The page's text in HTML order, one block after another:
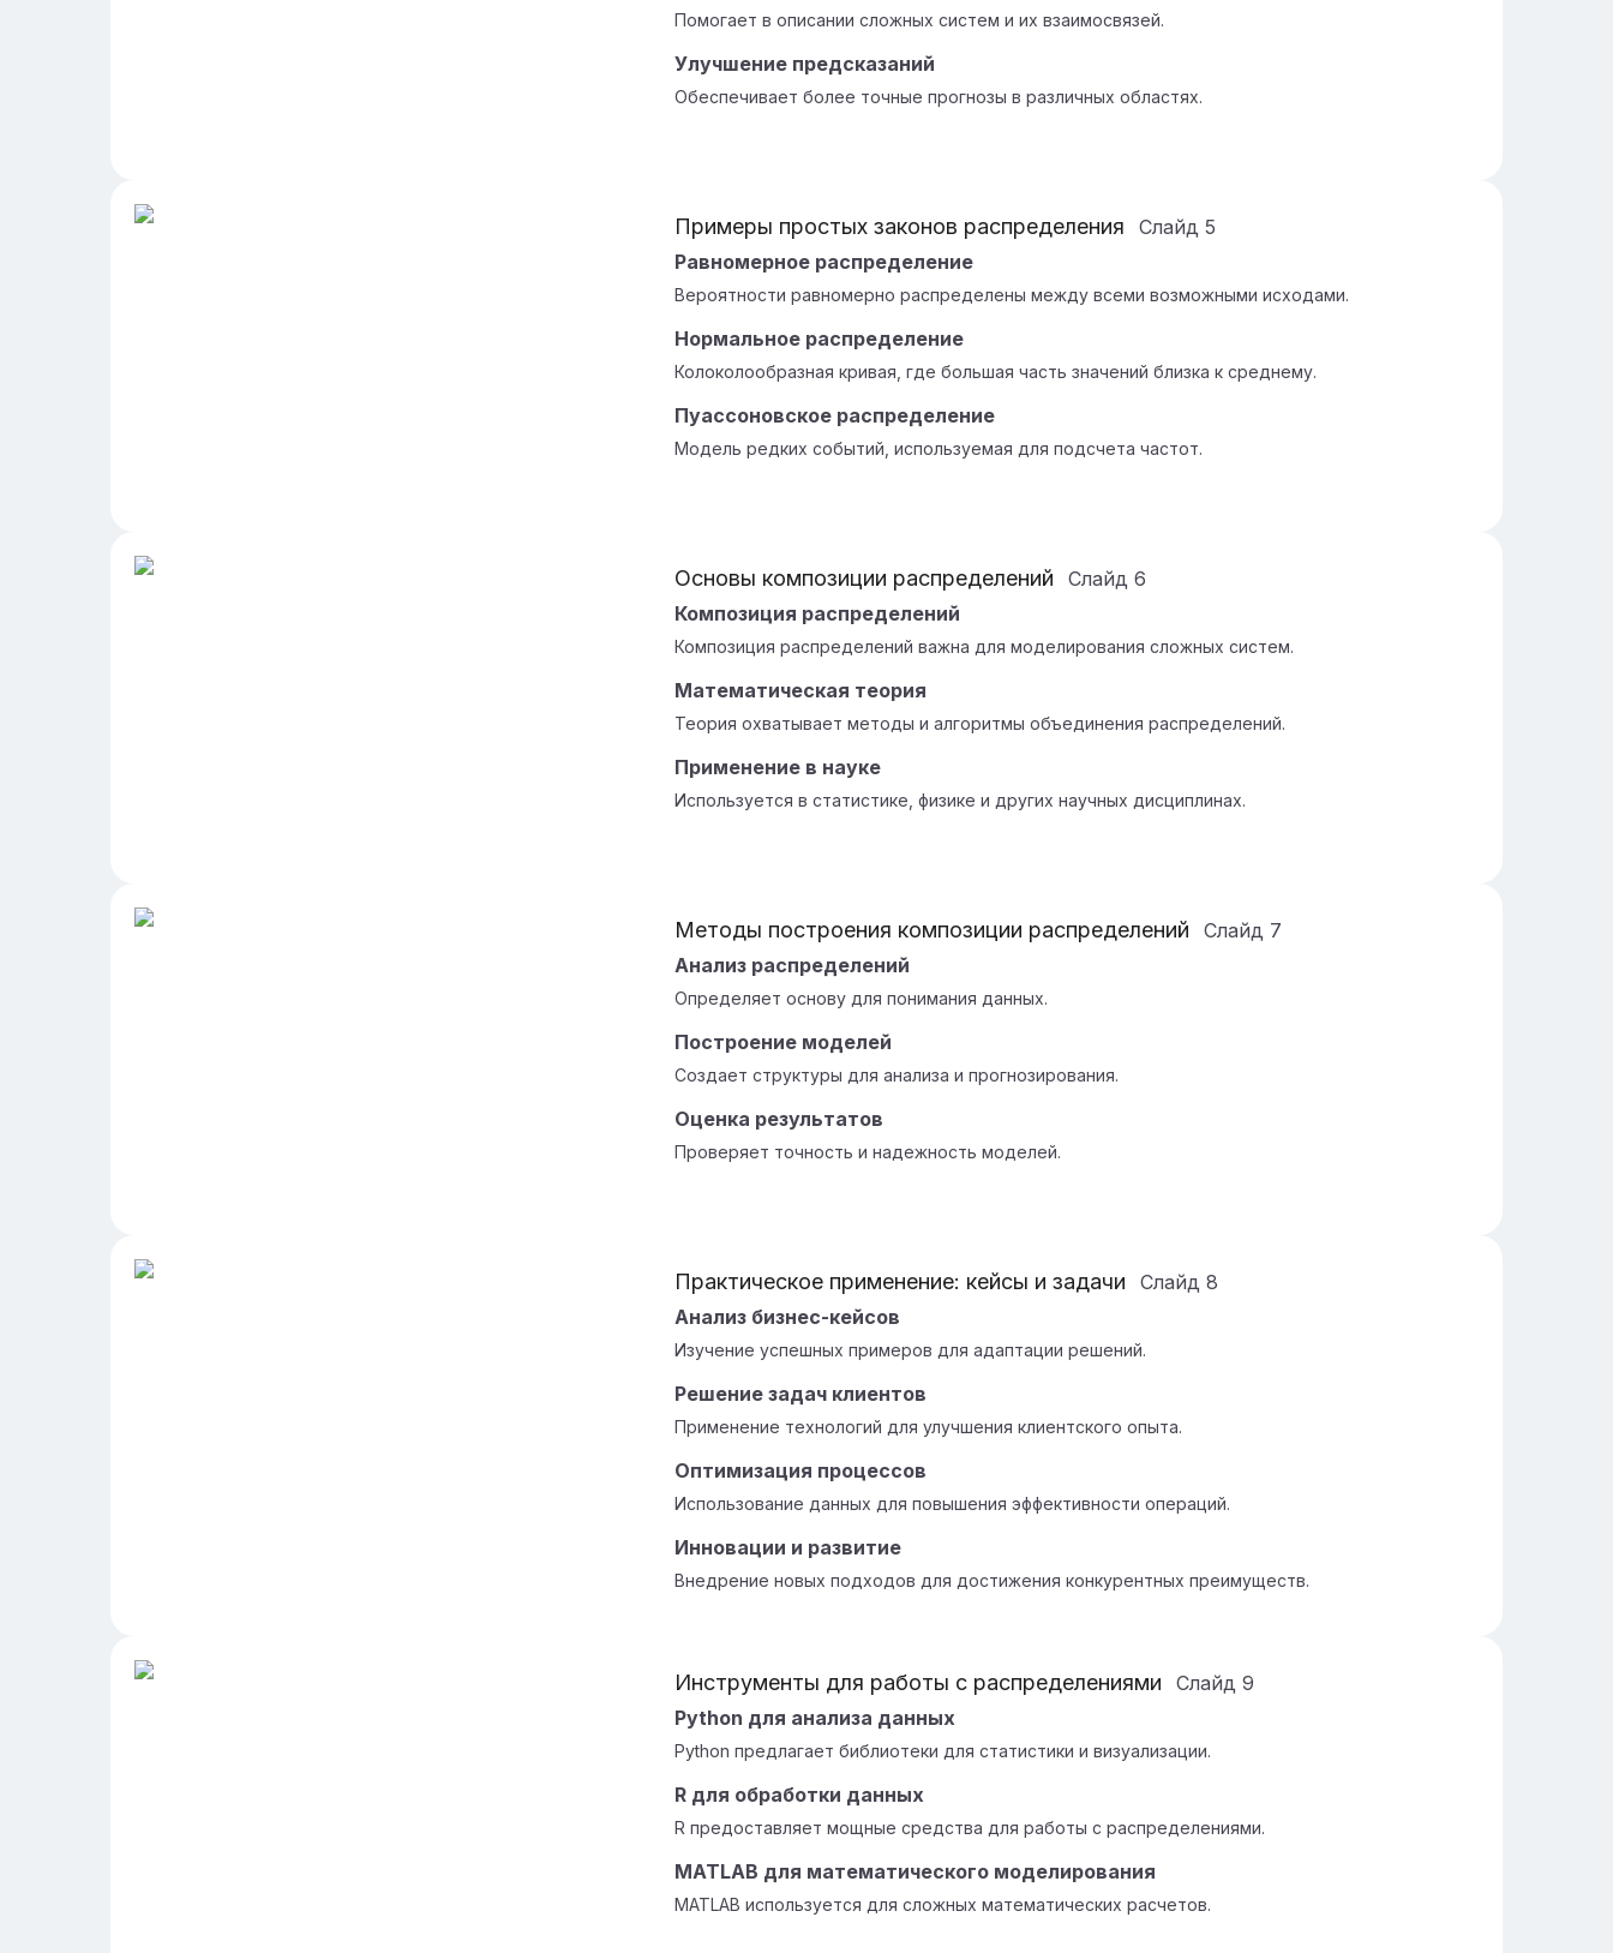
Помогает в описании сложных систем и их взаимосвязей.
Улучшение предсказаний
Обеспечивает более точные прогнозы в различных областях.
Примеры простых законов распределения Слайд 5
Равномерное распределение
Вероятности равномерно распределены между всеми возможными исходами.
Нормальное распределение
Колоколообразная кривая, где большая часть значений близка к среднему.
Пуассоновское распределение
Модель редких событий, используемая для подсчета частот.
Основы композиции распределений Слайд 6
Композиция распределений
Композиция распределений важна для моделирования сложных систем.
Математическая теория
Теория охватывает методы и алгоритмы объединения распределений.
Применение в науке
Используется в статистике, физике и других научных дисциплинах.
Методы построения композиции распределений Слайд 7
Анализ распределений
Определяет основу для понимания данных.
Построение моделей
Создает структуры для анализа и прогнозирования.
Оценка результатов
Проверяет точность и надежность моделей.
Практическое применение: кейсы и задачи Слайд 8
Анализ бизнес-кейсов
Изучение успешных примеров для адаптации решений.
Решение задач клиентов
Применение технологий для улучшения клиентского опыта.
Оптимизация процессов
Использование данных для повышения эффективности операций.
Инновации и развитие
Внедрение новых подходов для достижения конкурентных преимуществ.
Инструменты для работы с распределениями Слайд 9
Python для анализа данных
Python предлагает библиотеки для статистики и визуализации.
R для обработки данных
R предоставляет мощные средства для работы с распределениями.
MATLAB для математического моделирования
MATLAB используется для сложных математических расчетов.